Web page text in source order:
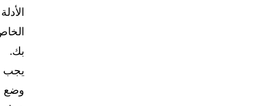
الأدلة
بك.
يجب
وضع